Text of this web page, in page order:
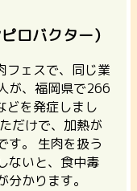
ロバクター）
フェスで、同じ業
、 福岡県で266
どを発症しまし
だけで、加熱が
す。 生肉を扱う
ないと、食中毒
かります。